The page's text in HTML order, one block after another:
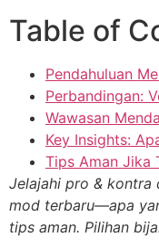
Table of
Pendahuluan
Perbandingan:
Wawasan
Key Insights:
Tips Aman Jika
Jelajahi pro & kontra
mod terbaru—apa
tips aman. Pilihan